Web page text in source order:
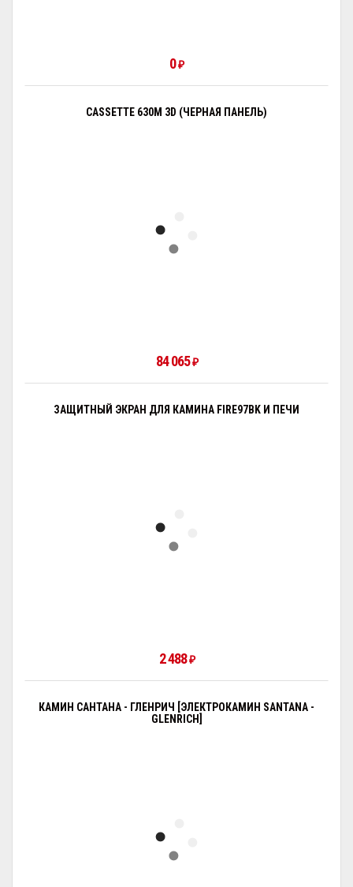
0₽
CASSETTE 630M 3D (ЧЕРНАЯ ПАНЕЛЬ)
84 065₽
ЗАЩИТНЫЙ ЭКРАН ДЛЯ КАМИНА FIRE97BK И ПЕЧИ
2 488₽
КАМИН САНТАНА - ГЛЕНРИЧ [ЭЛЕКТРОКАМИН SANTANA -
GLENRICH]